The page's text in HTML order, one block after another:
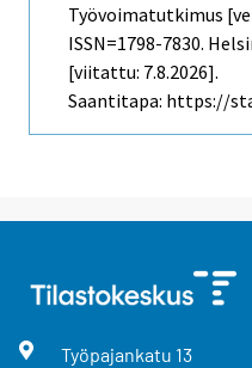
Työvoimatutkimus
ISSN=1798-7830.
[viitattu: 7.8.2026].
Saantitapa: https://
Työpajankatu 13